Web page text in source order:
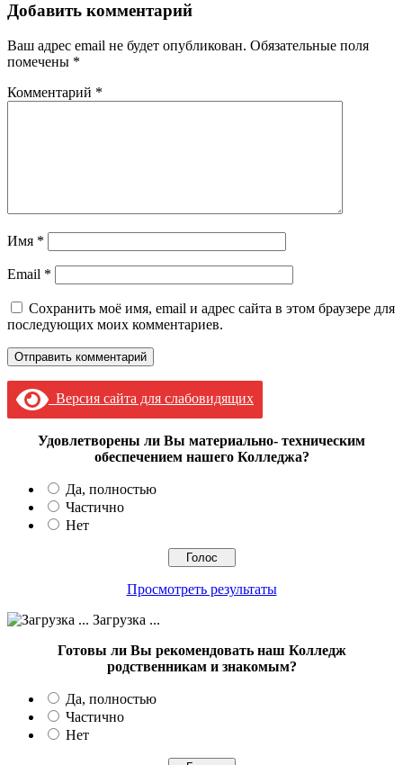
Добавить комментарий
Ваш адрес email не будет опубликован. Обязательные поля
помечены *
Комментарий *
Имя *
Email *
Сохранить моё имя, email и адрес сайта в этом браузере для
последующих моих комментариев.
Версия сайта для слабовидящих
Удовлетворены ли Вы материально- техническим
обеспечением нашего Колледжа?
Да, полностью
Частично
Нет
Просмотреть результаты
Загрузка ...
Готовы ли Вы рекомендовать наш Колледж
родственникам и знакомым?
Да, полностью
Частично
Нет